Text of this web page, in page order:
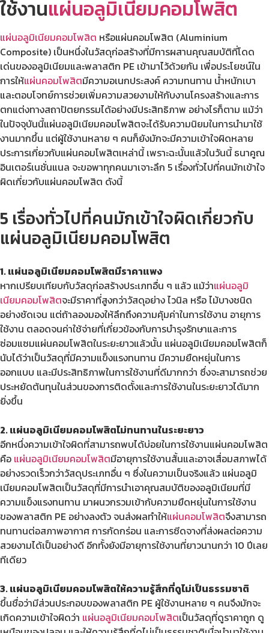
ใช้งานแผ่นอลูมิเนียมคอมโพสิต
แผ่นอลูมิเนียมคอมโพสิต หรือแผ่นคอมโพสิต (Aluminium
Composite) เป็นหนึ่งในวัสดุก่อสร้างที่มีการผสานคุณสมบัติที่โดด
เด่นของอลูมิเนียมและพลาสติก PE เข้ามาไว้ด้วยกัน เพื่อประโยชน์ใน
การให้แผ่นคอมโพสิตมีความอเนกประสงค์ ความทนทาน น้ำหนักเบา
และตอบโจทย์การช่วยเพิ่มความสวยงามให้กับงานโครงสร้างและการ
ตกแต่งทางสถาปัตยกรรมได้อย่างมีประสิทธิภาพ อย่างไรก็ตาม แม้ว่า
ในปัจจุบันนี้แผ่นอลูมิเนียมคอมโพสิตจะได้รับความนิยมในการนำมาใช้
งานมากขึ้น แต่ผู้ใช้งานหลาย ๆ คนก็ยังมักจะมีความเข้าใจผิดหลาย
ประการเกี่ยวกับแผ่นคอมโพสิตเหล่านี้ เพราะฉะนั้นแล้วในวันนี้ ธนาคูณ
อินเตอร์เนชั่นแนล จะขอพาทุกคนมาเจาะลึก 5 เรื่องทั่วไปที่คนมักเข้าใจ
ผิดเกี่ยวกับแผ่นคอมโพสิต ดังนี้
5 เรื่องทั่วไปที่คนมักเข้าใจผิดเกี่ยวกับ
แผ่นอลูมิเนียมคอมโพสิต
1. แผ่นอลูมิเนียมคอมโพสิตมีราคาแพง
หากเปรียบเทียบกับวัสดุก่อสร้างประเภทอื่น ๆ แล้ว แม้ว่าแผ่นอลูมิ
เนียมคอมโพสิตจะมีราคาที่สูงกว่าวัสดุอย่าง ไวนิล หรือ ไม้บางชนิด
อย่างชัดเจน แต่ถ้าลองมองให้ลึกถึงความคุ้มค่าในการใช้งาน อายุการ
ใช้งาน ตลอดจนค่าใช้จ่ายที่เกี่ยวข้องกับการบำรุงรักษาและการ
ซ่อมแซมแผ่นคอมโพสิตในระยะยาวแล้วนั้น แผ่นอลูมิเนียมคอมโพสิตก็
นับได้ว่าเป็นวัสดุที่มีความแข็งแรงทนทาน มีความยืดหยุ่นในการ
ออกแบบ และมีประสิทธิภาพในการใช้งานที่ดีมากกว่า ซึ่งจะสามารถช่วย
ประหยัดต้นทุนในส่วนของการติดตั้งและการใช้งานในระยะยาวได้มาก
ยิ่งขึ้น
2. แผ่นอลูมิเนียมคอมโพสิตไม่ทนทานในระยะยาว
อีกหนึ่งความเข้าใจผิดที่สามารถพบได้บ่อยในการใช้งานแผ่นคอมโพสิต
คือ แผ่นอลูมิเนียมคอมโพสิตมีอายุการใช้งานสั้นและอาจเสื่อมสภาพได้
อย่างรวดเร็วกว่าวัสดุประเภทอื่น ๆ ซึ่งในความเป็นจริงแล้ว แผ่นอลูมิ
เนียมคอมโพสิตเป็นวัสดุที่มีการนำเอาคุณสมบัติของอลูมิเนียมที่มี
ความแข็งแรงทนทาน มาผนวกรวมเข้ากับความยืดหยุ่นในการใช้งาน
ของพลาสติก PE อย่างลงตัว จนส่งผลทำให้แผ่นคอมโพสิตจึงสามารถ
ทนทานต่อสภาพอากาศ การกัดกร่อน และการซีดจางที่ส่งผลต่อความ
สวยงามได้เป็นอย่างดี อีกทั้งยังมีอายุการใช้งานที่ยาวนานกว่า 10 ปีเลย
ทีเดียว
3. แผ่นอลูมิเนียมคอมโพสิตให้ความรู้สึกที่ดูไม่เป็นธรรมชาติ
ขึ้นชื่อว่ามีส่วนประกอบของพลาสติก PE ผู้ใช้งานหลาย ๆ คนจึงมักจะ
เกิดความเข้าใจผิดว่า แผ่นอลูมิเนียมคอมโพสิตเป็นวัสดุที่ดูราคาถูก ดู